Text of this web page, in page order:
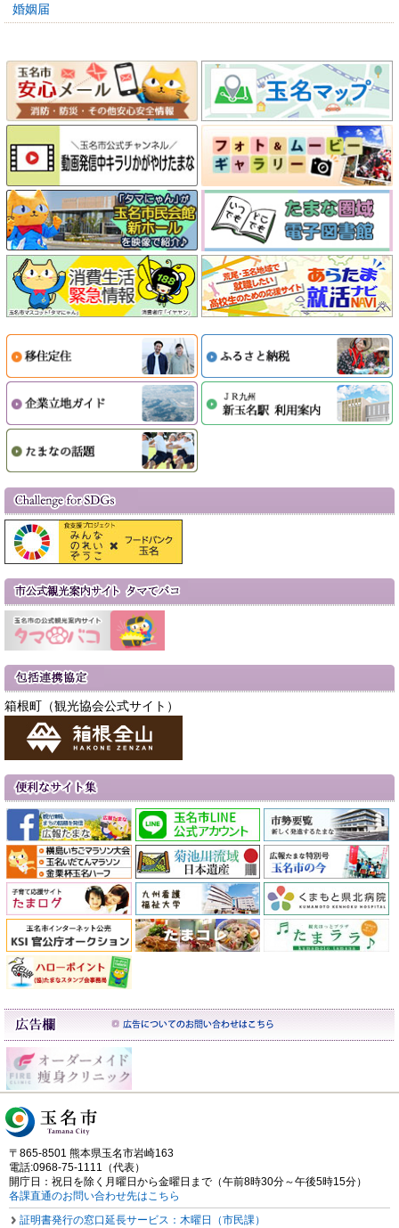
婚姻届
箱根町（観光協会公式サイト）
〒865-8501 熊本県玉名市岩崎163
電話:0968-75-1111（代表）
開庁日：祝日を除く月曜日から金曜日まで（午前8時30分～午後5時15分）
各課直通のお問い合わせ先はこちら
証明書発行の窓口延長サービス：木曜日（市民課）